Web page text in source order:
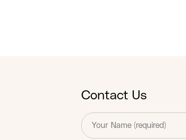
Contact Us
T
e
x